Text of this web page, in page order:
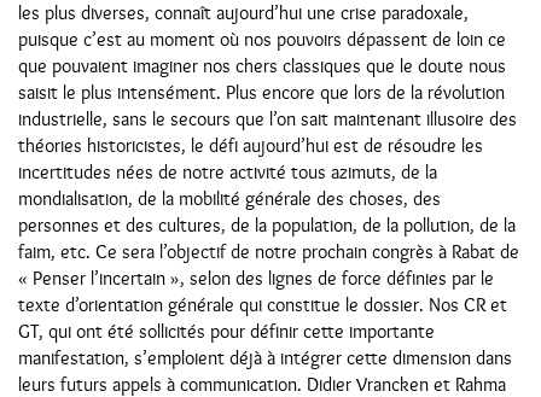
les plus diverses, connaît aujourd’hui une crise paradoxale,
puisque c’est au moment où nos pouvoirs dépassent de loin ce
que pouvaient imaginer nos chers classiques que le doute nous
saisit le plus intensément. Plus encore que lors de la révolution
industrielle, sans le secours que l’on sait maintenant illusoire des
théories historicistes, le défi aujourd’hui est de résoudre les
incertitudes nées de notre activité tous azimuts, de la
mondialisation, de la mobilité générale des choses, des
personnes et des cultures, de la population, de la pollution, de la
faim, etc. Ce sera l’objectif de notre prochain congrès à Rabat de
« Penser l’incertain », selon des lignes de force définies par le
texte d’orientation générale qui constitue le dossier. Nos CR et
GT, qui ont été sollicités pour définir cette importante
manifestation, s’emploient déjà à intégrer cette dimension dans
leurs futurs appels à communication. Didier Vrancken et Rahma